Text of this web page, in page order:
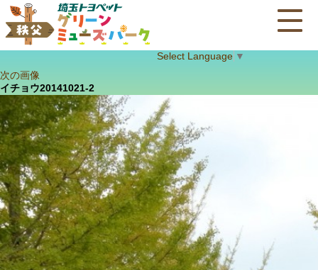
Select Language ▼
次の画像
イチョウ20141021-2